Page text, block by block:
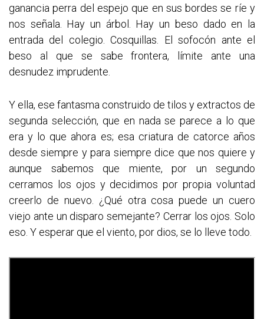
ganancia perra del espejo que en sus bordes se ríe y
nos señala. Hay un árbol. Hay un beso dado en la
entrada del colegio. Cosquillas. El sofocón ante el
beso al que se sabe frontera, límite ante una
desnudez imprudente.
Y ella, ese fantasma construido de tilos y extractos de
segunda selección, que en nada se parece a lo que
era y lo que ahora es; esa criatura de catorce años
desde siempre y para siempre dice que nos quiere y
aunque sabemos que miente, por un segundo
cerramos los ojos y decidimos por propia voluntad
creerlo de nuevo. ¿Qué otra cosa puede un cuero
viejo ante un disparo semejante? Cerrar los ojos. Solo
eso. Y esperar que el viento, por dios, se lo lleve todo.